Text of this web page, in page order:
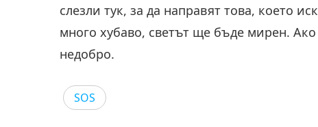
слезли тук, за да направят това, което
много хубаво, светът ще бъде мирен.
недобро.
SOS